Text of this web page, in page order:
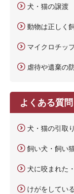
犬・猫の譲渡
動物は正しく
マイクロチッ
虐待や遺棄の
よくある質問
犬・猫の引取
飼い犬・飼い
犬に咬まれた
けがをしてい